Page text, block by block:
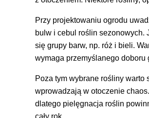
Przy projektowaniu ogrodu
bulw i cebul roślin sezonowych.
się grupy barw, np. róż i bieli.
wymaga przemyślanego doboru
Poza tym wybrane rośliny
wprowadzają w otoczenie
dlatego pielęgnacja roślin
cały rok.